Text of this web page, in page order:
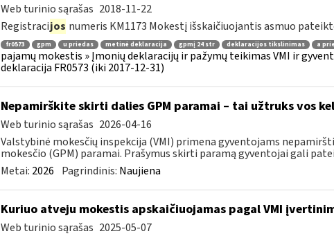
Web turinio sąrašas 2018-11-22
Registracijos numeris KM1173 Mokestį išskaičiuojantis asmuo
fr0573 gpm u priedas metinė deklaracija gpmį 24 str deklaracijos tikslinimas a
pajamų mokestis » Įmonių deklaracijų ir pažymų teikimas VMI ir
deklaracija FR0573 (iki 2017-12-31)
Nepamirškite skirti dalies GPM paramai – tai užtruks vos
Web turinio sąrašas 2026-04-16
Valstybinė mokesčių inspekcija (VMI) primena gyventojams
mokesčio (GPM) paramai. Prašymus skirti paramą gyventojai gali
Metai: 2026 Pagrindinis: Naujiena
Kuriuo atveju mokestis apskaičiuojamas pagal VMI
Web turinio sąrašas 2025-05-07